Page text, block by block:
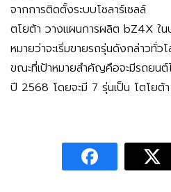
จากการติดตั้งระบบโซลาร์เซลล์
ตโยต้า วางแผนการผลิต bZ4X ใน
หมายว่าจะเริ่มขายรถรุ่นดังกล่าวทั่
ขณะที่เป้าหมายสำคัญคือจะมีรถยน
ปี 2568 โดยจะมี 7 รุ่นเป็น โตโยต้